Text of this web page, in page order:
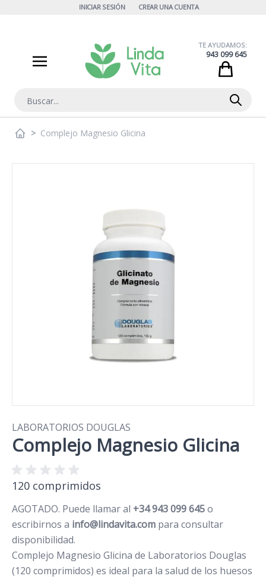
INICIAR SESIÓN CREAR UNA CUENTA
Buscar
TE AYUDAMOS:
943 099 645
> Complejo Magnesio Glicina
LABORATORIOS DOUGLAS
Complejo Magnesio Glicina
120 comprimidos
AGOTADO. Puede llamar al +34 943 099 645o
escribirnos a info@lindavita.com para consultar
disponibilidad.
Complejo Magnesio Glicina de Laboratorios Douglas
(120 comprimidos) es ideal para la salud de los huesos